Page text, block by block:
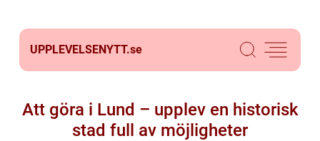
UPPLEVELSENYTT.se
Att göra i Lund – upplev en historisk
stad full av möjligheter